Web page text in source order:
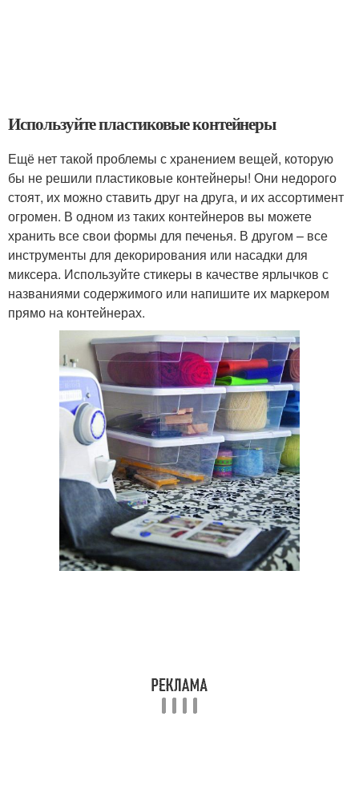
Используйте пластиковые контейнеры
Ещё нет такой проблемы с хранением вещей, которую
бы не решили пластиковые контейнеры! Они недорого
стоят, их можно ставить друг на друга, и их ассортимент
огромен. В одном из таких контейнеров вы можете
хранить все свои формы для печенья. В другом – все
инструменты для декорирования или насадки для
миксера. Используйте стикеры в качестве ярлычков с
названиями содержимого или напишите их маркером
прямо на контейнерах.